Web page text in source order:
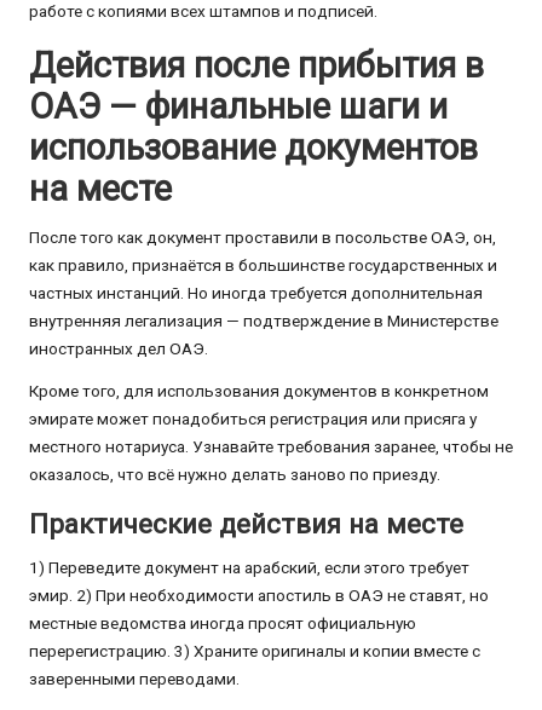
работе с копиями всех штампов и подписей.
Действия после прибытия в
ОАЭ — финальные шаги и
использование документов
на месте
После того как документ проставили в посольстве ОАЭ, он,
как правило, признаётся в большинстве государственных и
частных инстанций. Но иногда требуется дополнительная
внутренняя легализация — подтверждение в Министерстве
иностранных дел ОАЭ.
Кроме того, для использования документов в конкретном
эмирате может понадобиться регистрация или присяга у
местного нотариуса. Узнавайте требования заранее, чтобы не
оказалось, что всё нужно делать заново по приезду.
Практические действия на месте
1) Переведите документ на арабский, если этого требует
эмир. 2) При необходимости апостиль в ОАЭ не ставят, но
местные ведомства иногда просят официальную
перерегистрацию. 3) Храните оригиналы и копии вместе с
заверенными переводами.